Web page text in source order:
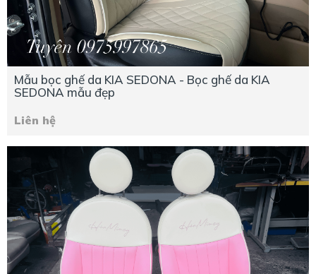
Mẫu bọc ghế da KIA SEDONA - Bọc ghế da KIA
SEDONA mẫu đẹp
Liên hệ